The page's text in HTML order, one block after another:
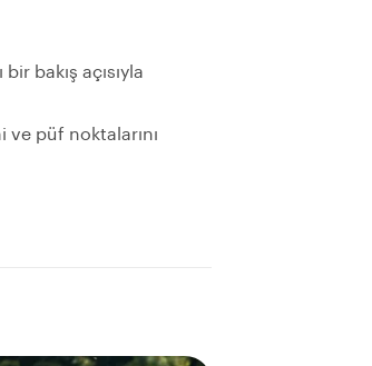
bakış açısıyla
ve püf noktalarını